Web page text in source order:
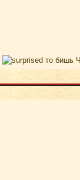
то бишь